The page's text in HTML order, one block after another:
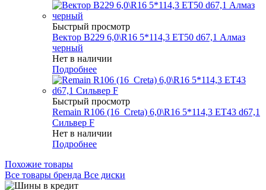
Быстрый просмотр
Вектор B229 6,0\R16 5*114,3 ET50 d67,1 Алмаз
черный
Нет в наличии
Подробнее
Быстрый просмотр
Remain R106 (16_Creta) 6,0\R16 5*114,3 ET43 d67,1
Сильвер F
Нет в наличии
Подробнее
Похожие товары
Все товары бренда Все диски